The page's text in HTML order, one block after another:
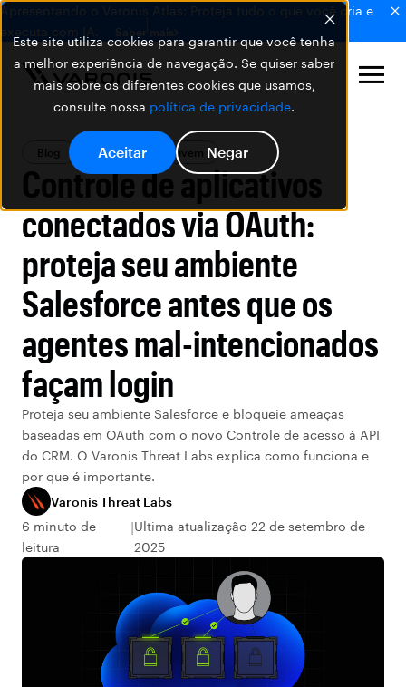
Este site utiliza cookies para garantir que você tenha
a melhor experiência de navegação. Se quiser saber
mais sobre os diferentes cookies que usamos,
consulte nossa política de privacidade.
Aceitar Negar
Apresentando o Varonis Atlas: Proteja tudo o que você cria e
executa com IA.
Saber mais
Blog Segurança na Nuvem
Controle de aplicativos
conectados via OAuth:
proteja seu ambiente
Salesforce antes que os
agentes mal-intencionados
façam login
Proteja seu ambiente Salesforce e bloqueie ameaças
baseadas em OAuth com o novo Controle de acesso à API
do CRM. O Varonis Threat Labs explica como funciona e
por que é importante.
Varonis Threat Labs
6 minuto de
leitura
Ultima atualização 22 de setembro de
2025